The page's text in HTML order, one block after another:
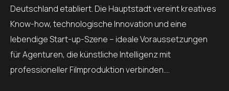
Deutschland etabliert. Die Hauptstadt vereint kreatives
Know-how, technologische Innovation und eine
lebendige Start-up-Szene – ideale Voraussetzungen
für Agenturen, die künstliche Intelligenz mit
professioneller Filmproduktion verbinden….